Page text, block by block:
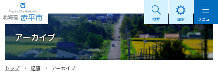
Akabira City Hokkaido 北海道 赤平市
検索 設定 メニュー
アーカイブ
トップ › 記事 › アーカイブ